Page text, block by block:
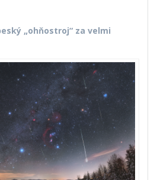
„ohňostroj“ za velmi